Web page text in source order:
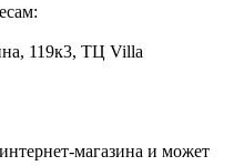
119к3, ТЦ Villa
магазина и может